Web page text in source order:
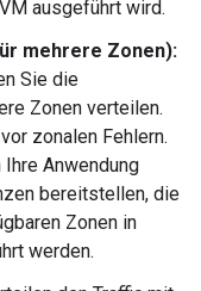
ausgeführt wird.
mehrere Zonen):
Sie die
Zonen verteilen.
zonalen Fehlern.
Anwendung
bereitstellen, die
Zonen in
werden.